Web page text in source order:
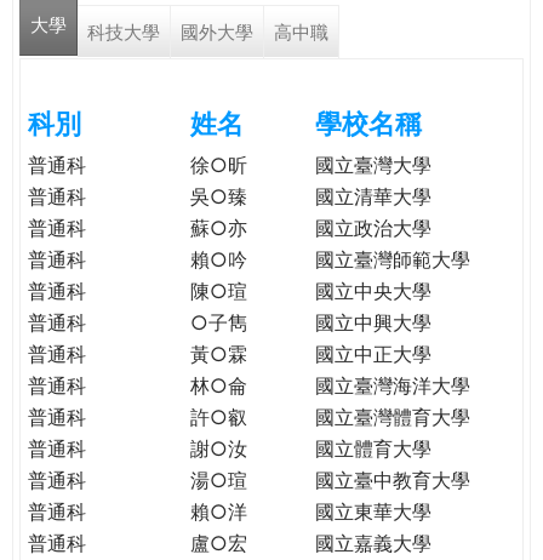
格。
e
e
r
e
大學 科技大學 國外大學 高中職
科別 姓名 學校名稱
普通科 徐○昕
國立臺灣大學
普通科
吳○臻
國立清華大學
普通科
蘇○亦
國立政治大學
普通科
賴○吟
國立臺灣師範大學
普通科
陳○瑄
國立中央大學
普通科
○子雋
國立中興大學
普通科
黃○霖
國立中正大學
普通科
林○侖
國立臺灣海洋大學
普通科
許○叡
國立臺灣體育大學
普通科
謝○汝
國立體育大學
普通科
湯○瑄
國立臺中教育大學
普通科
賴○洋
國立東華大學
普通科
盧○宏
國立嘉義大學